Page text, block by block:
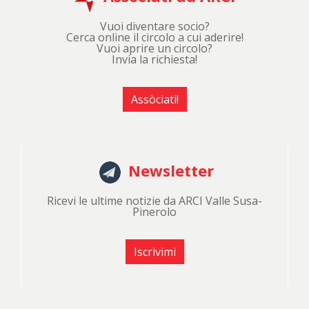
Vuoi diventare socio?
Cerca online il circolo a cui aderire!
Vuoi aprire un circolo?
Invia la richiesta!
Assòciati!
Newsletter
Ricevi le ultime notizie da ARCI Valle Susa-
Pinerolo
Iscrivimi